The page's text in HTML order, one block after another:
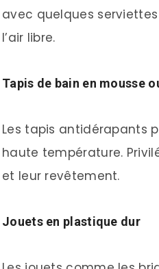
avec quelques
l’air libre.
Tapis de bain en mousse
Les tapis antidérapants
haute température.
et leur revêtement.
Jouets en plastique dur